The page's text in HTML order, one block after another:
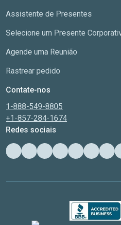
Assistente de Presentes
Selecione um Presente
Agende uma Reunião
Rastrear pedido
Contate-nos
1-888-549-8805
+1-857-284-1674
Redes sociais